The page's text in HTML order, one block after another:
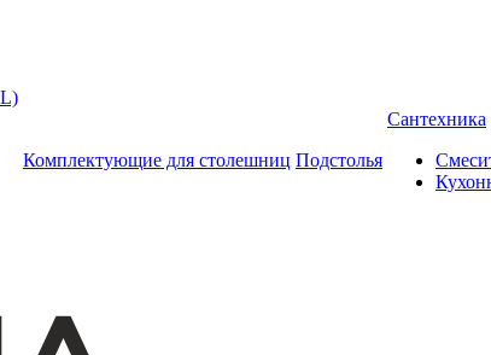
Комплектующие для столешниц Подстолья
Сантехника